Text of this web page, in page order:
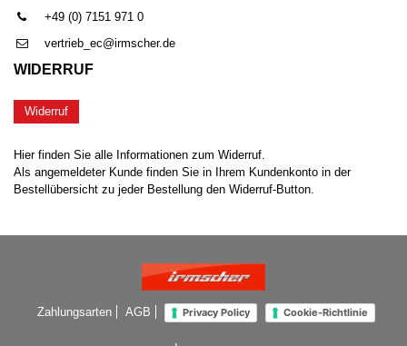
+49 (0) 7151 971 0
vertrieb_ec@irmscher.de
WIDERRUF
Widerruf
Hier finden Sie alle Informationen zum Widerruf.
Als angemeldeter Kunde finden Sie in Ihrem Kundenkonto in der
Bestellübersicht zu jeder Bestellung den Widerruf-Button.
Zahlungsarten AGB Privacy Policy Cookie-Richtlinie